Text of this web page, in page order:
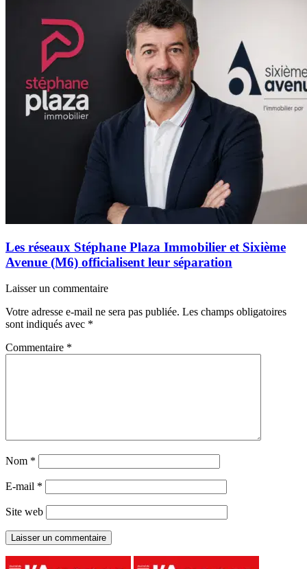
Les réseaux Stéphane Plaza Immobilier et Sixième
Avenue (M6) officialisent leur séparation
Laisser un commentaire
Votre adresse e-mail ne sera pas publiée. Les champs obligatoires
sont indiqués avec *
Commentaire *
Nom *
E-mail *
Site web